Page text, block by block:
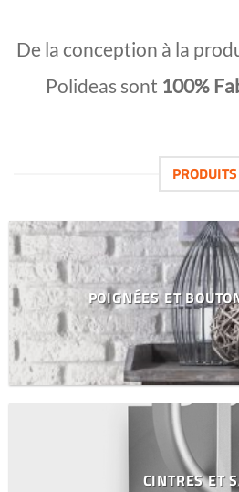
De la conception à la
Polideas sont 100%
PRODUITS
POIGNÉES ET
CINTRES ET